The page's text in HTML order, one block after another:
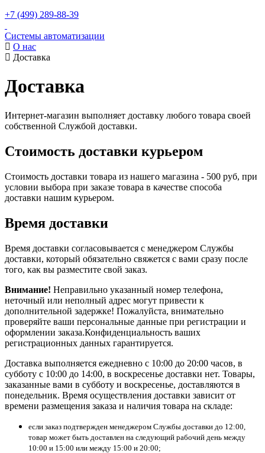
+7 (499) 289-88-39
Системы автоматизации
О нас
Доставка
Доставка
Интернет-магазин выполняет доставку любого товара своей
собственной Службой доставки.
Стоимость доставки курьером
Стоимость доставки товара из нашего магазина - 500 руб, при
условии выбора при заказе товара в качестве способа
доставки нашим курьером.
Время доставки
Время доставки согласовывается с менеджером Службы
доставки, который обязательно свяжется с вами сразу после
того, как вы разместите свой заказ.
Внимание! Неправильно указанный номер телефона,
неточный или неполный адрес могут привести к
дополнительной задержке! Пожалуйста, внимательно
проверяйте ваши персональные данные при регистрации и
оформлении заказа.Конфиденциальность ваших
регистрационных данных гарантируется.
Доставка выполняется ежедневно с 10:00 до 20:00 часов, в
субботу с 10:00 до 14:00, в воскресенье доставки нет. Товары,
заказанные вами в субботу и воскресенье, доставляются в
понедельник. Время осуществления доставки зависит от
времени размещения заказа и наличия товара на складе:
если заказ подтвержден менеджером Службы доставки до 12:00,
товар может быть доставлен на следующий рабочий день между
10:00 и 15:00 или между 15:00 и 20:00;